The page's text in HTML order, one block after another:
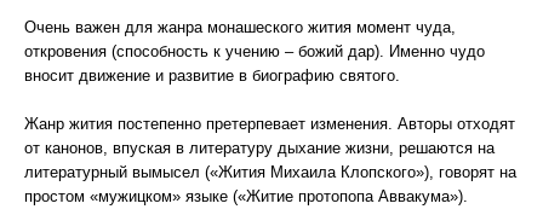
Очень важен для жанра монашеского жития момент чуда,
откровения (способность к учению – божий дар). Именно чудо
вносит движение и развитие в биографию святого.
Жанр жития постепенно претерпевает изменения. Авторы отходят
от канонов, впуская в литературу дыхание жизни, решаются на
литературный вымысел («Жития Михаила Клопского»), говорят на
простом «мужицком» языке («Житие протопопа Аввакума»).